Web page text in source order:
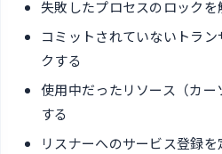
失敗したプロセスのロックを
コミットされていないトラ
クする
使用中だったリソース（カ
する
リスナーへのサービス登録